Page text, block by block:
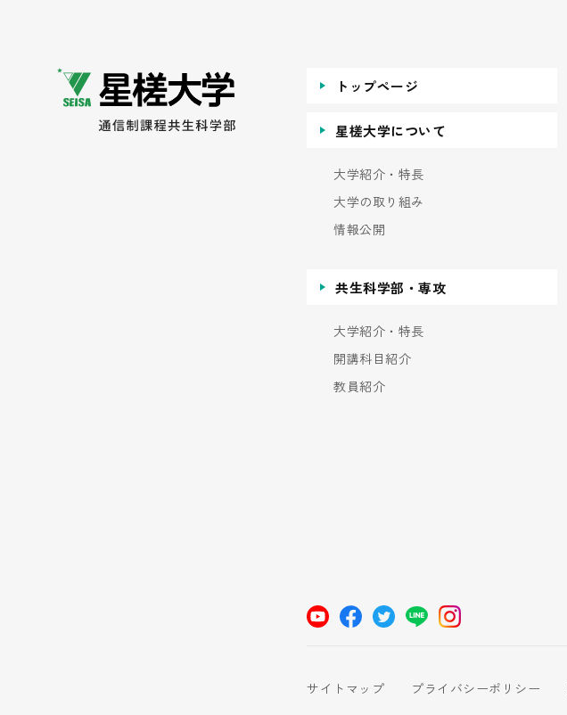
トップページ
星槎大学について
大学紹介・特長
大学の取り組み
情報公開
共生科学部・専攻
大学紹介・特長
開講科目紹介
教員紹介
サイトマップ プライバシーポリシー